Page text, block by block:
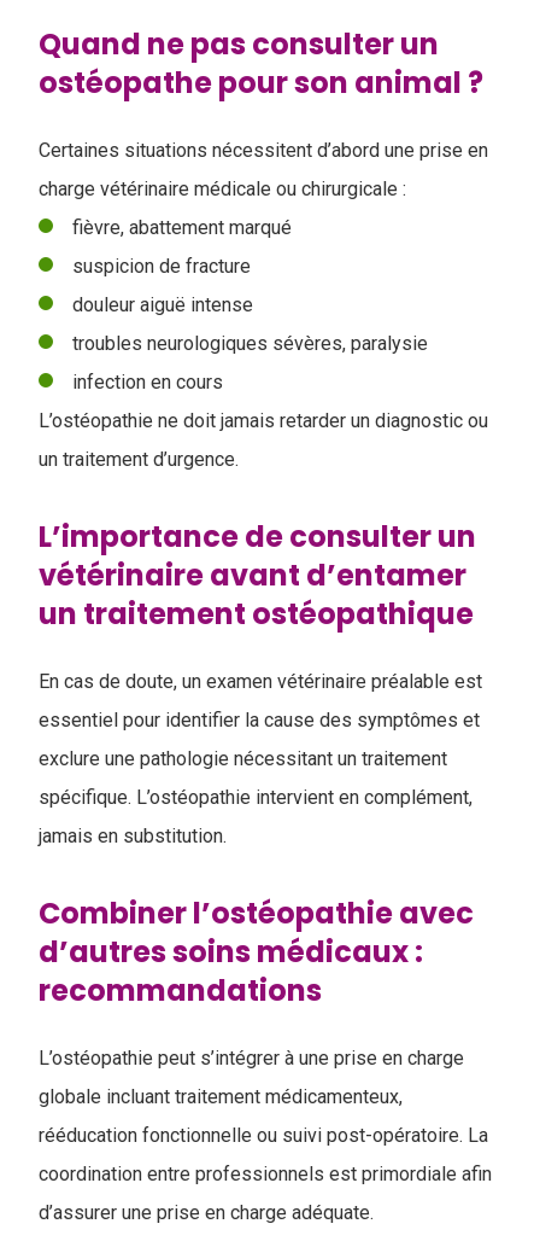
Quand ne pas consulter un
ostéopathe pour son animal ?
Certaines situations nécessitent d’abord une prise en
charge vétérinaire médicale ou chirurgicale :
fièvre, abattement marqué
suspicion de fracture
douleur aiguë intense
troubles neurologiques sévères, paralysie
infection en cours
L’ostéopathie ne doit jamais retarder un diagnostic ou
un traitement d’urgence.
L’importance de consulter un
vétérinaire avant d’entamer
un traitement ostéopathique
En cas de doute, un examen vétérinaire préalable est
essentiel pour identifier la cause des symptômes et
exclure une pathologie nécessitant un traitement
spécifique. L’ostéopathie intervient en complément,
jamais en substitution.
Combiner l’ostéopathie avec
d’autres soins médicaux :
recommandations
L’ostéopathie peut s’intégrer à une prise en charge
globale incluant traitement médicamenteux,
rééducation fonctionnelle ou suivi post-opératoire. La
coordination entre professionnels est primordiale afin
d’assurer une prise en charge adéquate.